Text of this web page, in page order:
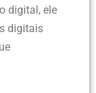
digital, ele
digitais